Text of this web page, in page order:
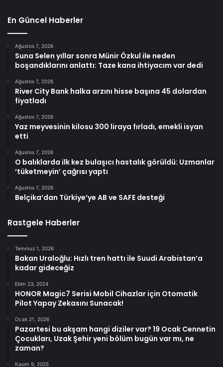
En Güncel Haberler
Ağustos 7, 2026
Suna Selen yıllar sonra Münir Özkul ile neden
boşandıklarını anlattı: Taze kana ihtiyacım var dedi
Ağustos 7, 2026
River City Bank halka arzını hisse başına 45 dolardan
fiyatladı
Ağustos 7, 2026
Yaz meyvesinin kilosu 300 liraya fırladı, emekli isyan
etti
Ağustos 7, 2026
O balıklarda ilk kez bulaşıcı hastalık görüldü: Uzmanlar
‘tüketmeyin’ çağrısı yaptı
Ağustos 7, 2026
Belçika’dan Türkiye’ye AB ve SAFE desteği
Rastgele Haberler
Temmuz 1, 2026
Bakan Uraloğlu: Hızlı tren hattı ile Suudi Arabistan’a
kadar gideceğiz
Ekim 23, 2024
HONOR Magic7 Serisi Mobil Cihazlar için Otomatik
Pilot Yapay Zekasını Sunacak!
Ocak 21, 2026
Pazartesi bu akşam hangi diziler var? 19 Ocak Cennetin
Çocukları, Uzak Şehir yeni bölüm bugün var mı, ne
zaman?
Kasım 9, 2025